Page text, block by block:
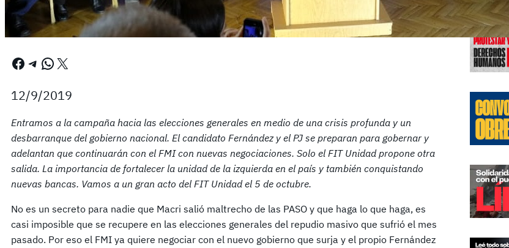
Facebook Telegram WhatsApp X
12/9/2019
Entramos a la campaña hacia las elecciones generales en medio de una crisis profunda y un
desbarranque del gobierno nacional. El candidato Fernández y el PJ se preparan para gobernar y
adelantan que continuarán con el FMI con nuevas negociaciones. Solo el FIT Unidad propone otra
salida. La importancia de fortalecer la unidad de la izquierda en el país y también conquistando
nuevas bancas. Vamos a un gran acto del FIT Unidad el 5 de octubre.
No es un secreto para nadie que Macri salió maltrecho de las PASO y que haga lo que haga, es
casi imposible que se recupere en las elecciones generales del repudio masivo que sufrió el mes
pasado. Por eso el FMI ya quiere negociar con el nuevo gobierno que surja y el propio Fernández